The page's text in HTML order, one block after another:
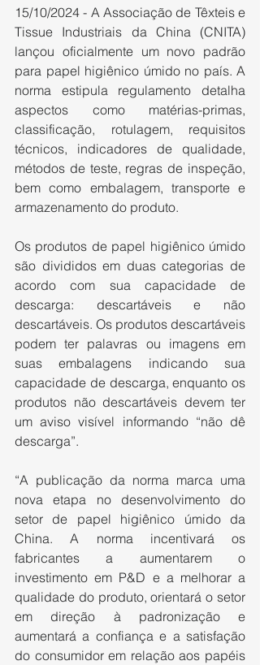
15/10/2024 - A Associação de Têxteis e
Tissue Industriais da China (CNITA)
lançou oficialmente um novo padrão
para papel higiênico úmido no país. A
norma estipula regulamento detalha
aspectos como matérias-primas,
classificação, rotulagem, requisitos
técnicos, indicadores de qualidade,
métodos de teste, regras de inspeção,
bem como embalagem, transporte e
armazenamento do produto.
Os produtos de papel higiênico úmido
são divididos em duas categorias de
acordo com sua capacidade de
descarga: descartáveis e não
descartáveis. Os produtos descartáveis
podem ter palavras ou imagens em
suas embalagens indicando sua
capacidade de descarga, enquanto os
produtos não descartáveis devem ter
um aviso visível informando “não dê
descarga”.
“A publicação da norma marca uma
nova etapa no desenvolvimento do
setor de papel higiênico úmido da
China. A norma incentivará os
fabricantes a aumentarem o
investimento em P&D e a melhorar a
qualidade do produto, orientará o setor
em direção à padronização e
aumentará a confiança e a satisfação
do consumidor em relação aos papéis